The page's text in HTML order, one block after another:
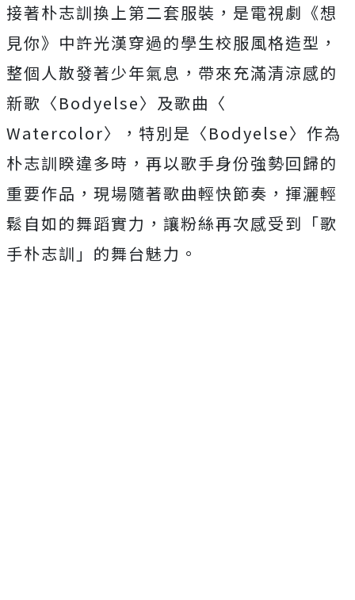
接著朴志訓換上第二套服裝，是電視劇《想
見你》 中許光漢穿過的學生校服風格造型，
整個人散發著少年氣息， 帶來充滿清涼感的
新歌〈Bodyelse〉及歌曲〈
Watercolor〉，特別是〈Bodyelse〉 作為
朴志訓睽違多時，再以歌手身份強勢回歸的
重要作品， 現場隨著歌曲輕快節奏，揮灑輕
鬆自如的舞蹈實力， 讓粉絲再次感受到「歌
手朴志訓」的舞台魅力。